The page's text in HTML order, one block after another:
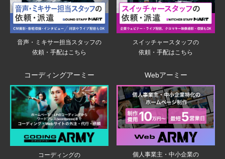
音声・ミキサー担当スタッフの
依頼・手配はこちら
スイッチャースタッフの
依頼・手配はこちら
コーディングアーミー
コーディングの
Webアーミー
個人事業主・中小企業の